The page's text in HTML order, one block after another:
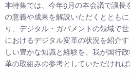
本特集では、今年9月の本会議で議長
の意義や成果を解説いただくととも
り、デジタル・ガバメントの領域で
におけるデジタル変革の状況を紹介
しい豊かな知識と経験を、我が国行
革の取組みの参考としていただければ